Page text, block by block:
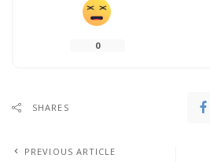
0
SHARES
PREVIOUS ARTICLE